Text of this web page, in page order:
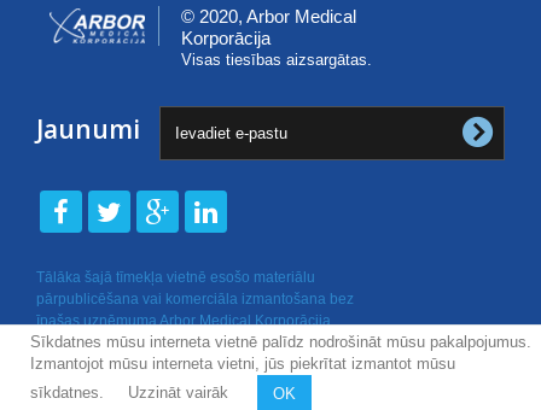
© 2020, Arbor Medical
Korporācija
Visas tiesības aizsargātas.
Jaunumi
Sīkdatnes mūsu interneta vietnē palīdz nodrošināt mūsu pakalpojumus.
Izmantojot mūsu interneta vietni, jūs piekrītat izmantot mūsu
sīkdatnes. Uzzināt vairāk OK
Tālāka šajā tīmekļa vietnē esošo materiālu
pārpublicēšana vai komerciāla izmantošana bez
īpašas uzņēmuma Arbor Medical Korporācija
rakstiskas atļaujas nav atļauta.